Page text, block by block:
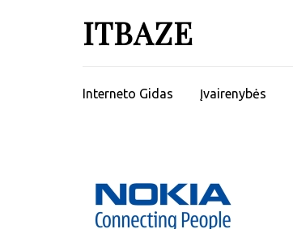
ITBAZE
Interneto Gidas Įvairenybės